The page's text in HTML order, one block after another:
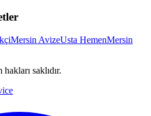
Mersin AvizeUsta HemenMersin
hakları saklıdır.